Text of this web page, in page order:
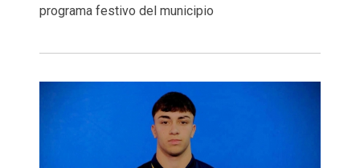
programa festivo del municipio